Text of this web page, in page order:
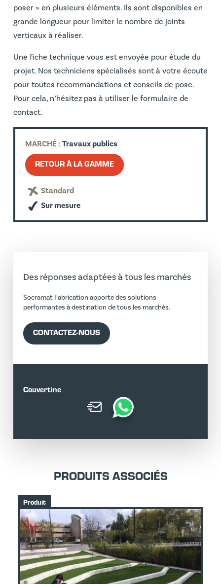
poser » en plusieurs éléments. Ils sont disponibles en
grande longueur pour limiter le nombre de joints
verticaux à réaliser.
Une fiche technique vous est envoyée pour étude du
projet. Nos techniciens spécialisés sont à votre écoute
pour toutes recommandations et conseils de pose.
Pour cela, n’hésitez pas à utiliser le formulaire de
contact.
MARCHÉ : Travaux publics
RETOUR À LA GAMME
Standard
Sur mesure
Des réponses adaptées à tous les marchés
Socramat Fabrication apporte des solutions
performantes à destination de tous les marchés.
CONTACTEZ-NOUS
Couvertine
PRODUITS ASSOCIÉS
Produit